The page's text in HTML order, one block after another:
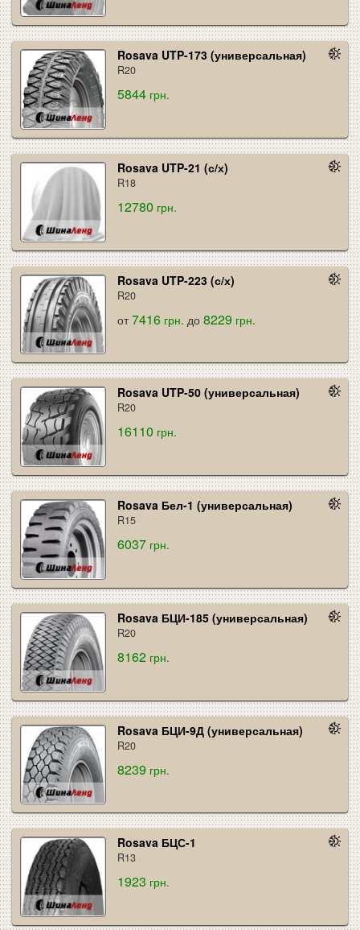
Rosava UTP-173 (универсальная)
R20
5844 грн.
Rosava UTP-21 (с/х)
R18
12780 грн.
Rosava UTP-223 (с/х)
R20
от7416 грн. до8229 грн.
Rosava UTP-50 (универсальная)
R20
16110 грн.
Rosava Бел-1 (универсальная)
R15
6037 грн.
Rosava БЦИ-185 (универсальная)
R20
8162 грн.
Rosava БЦИ-9Д (универсальная)
R20
8239 грн.
Rosava БЦС-1
R13
1923 грн.